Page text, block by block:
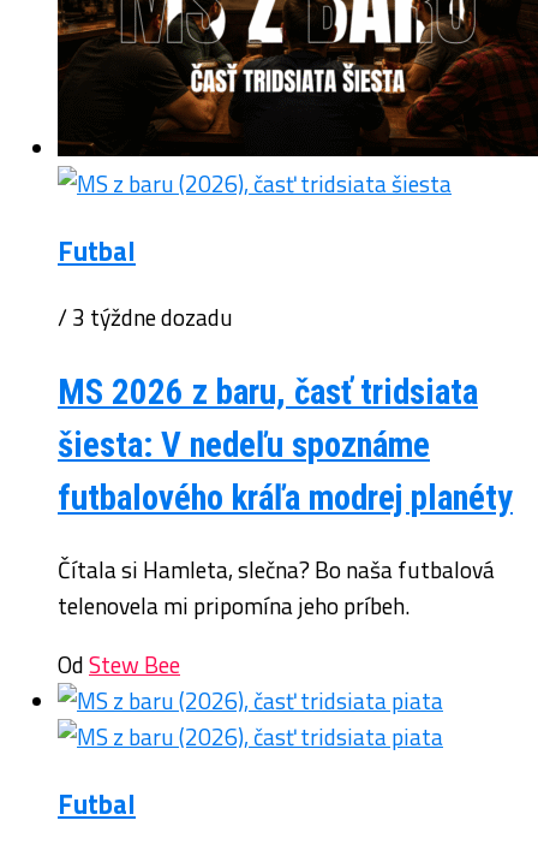
Futbal
/ 3 týždne dozadu
MS 2026 z baru, časť tridsiata
šiesta: V nedeľu spoznáme
futbalového kráľa modrej planéty
Čítala si Hamleta, slečna? Bo naša futbalová
telenovela mi pripomína jeho príbeh.
OdStew Bee
Futbal